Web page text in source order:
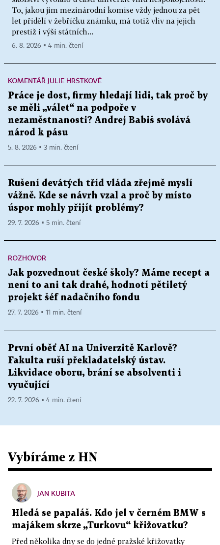
To, jakou jim mezinárodní komise vždy jednou za pět
let přidělí v žebříčku známku, má totiž vliv na jejich
prestiž i výši státních...
6. 8. 2026 ▪ 4 min. čtení
KOMENTÁŘ JULIE HRSTKOVÉ
Práce je dost, firmy hledají lidi, tak proč by
se měli „válet“ na podpoře v
nezaměstnanosti? Andrej Babiš svolává
národ k pásu
5. 8. 2026 ▪ 3 min. čtení
Rušení devátých tříd vláda zřejmě myslí
vážně. Kde se návrh vzal a proč by místo
úspor mohly přijít problémy?
29. 7. 2026 ▪ 5 min. čtení
ROZHOVOR
Jak pozvednout české školy? Máme recept a
není to ani tak drahé, hodnotí pětiletý
projekt šéf nadačního fondu
27. 7. 2026 ▪ 11 min. čtení
První oběť AI na Univerzitě Karlově?
Fakulta ruší překladatelský ústav.
Likvidace oboru, brání se absolventi i
vyučující
22. 7. 2026 ▪ 4 min. čtení
Vybíráme z HN
JAN KUBITA
Hledá se papaláš. Kdo jel v černém BMW s
majákem skrze „Turkovu“ křižovatku?
Před několika dny se do jedné pražské křižovatky